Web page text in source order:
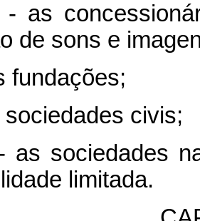
de sons e
civis;
limitada.